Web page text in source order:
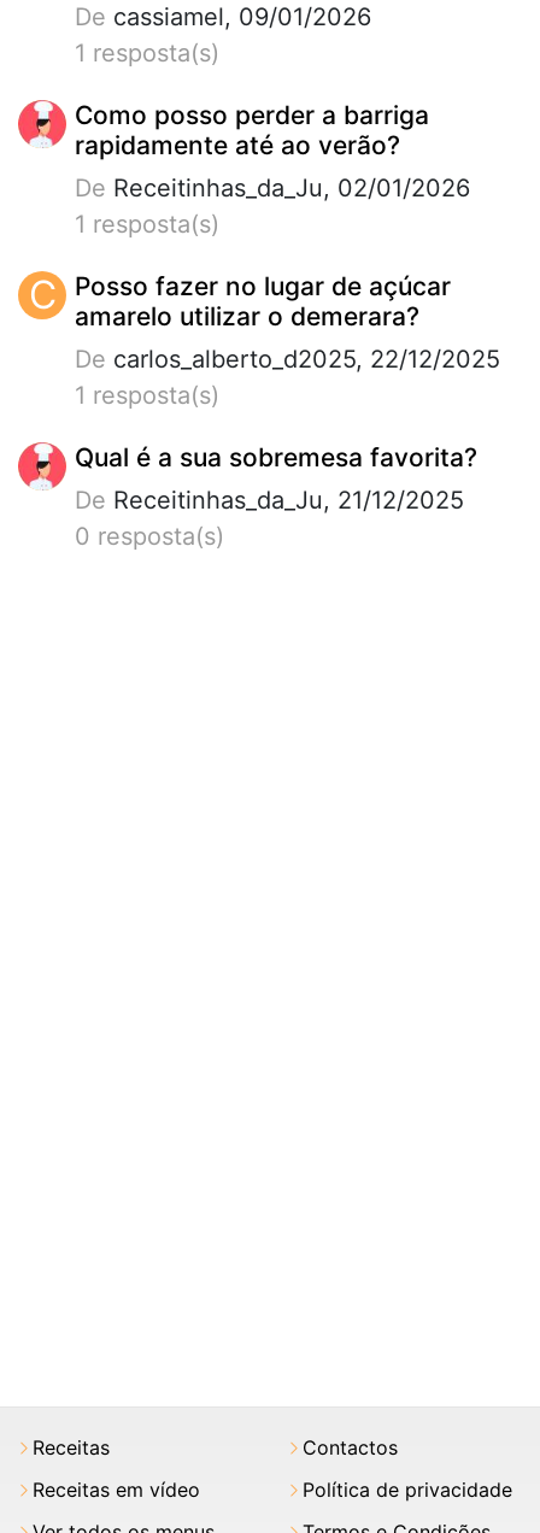
De cassiamel, 09/01/2026
1 resposta(s)
Como posso perder a barriga
rapidamente até ao verão?
De Receitinhas_da_Ju, 02/01/2026
1 resposta(s)
C
Posso fazer no lugar de açúcar
amarelo utilizar o demerara?
De carlos_alberto_d2025, 22/12/2025
1 resposta(s)
Qual é a sua sobremesa favorita?
De Receitinhas_da_Ju, 21/12/2025
0 resposta(s)
Receitas
Receitas em vídeo
Contactos
Política de privacidade